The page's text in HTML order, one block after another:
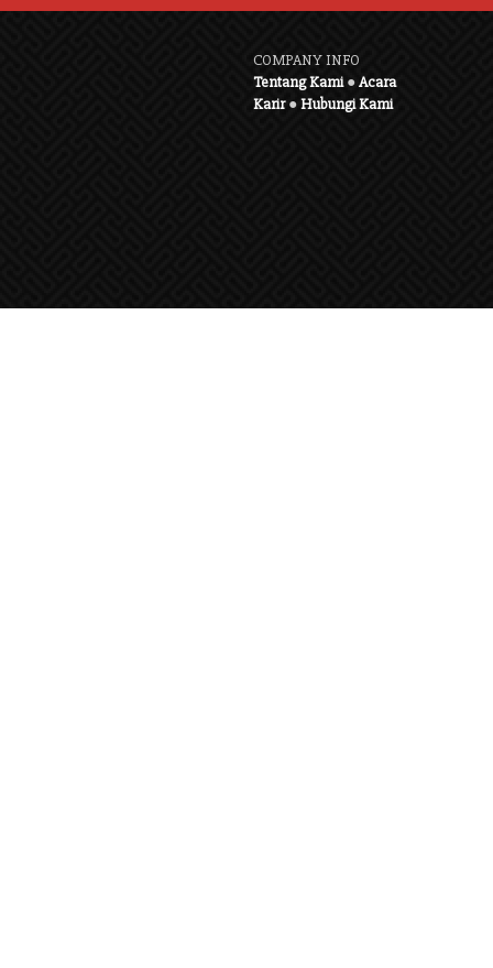
COMPANY INFO
Tentang Kami●Acara
Karir●Hubungi Kami